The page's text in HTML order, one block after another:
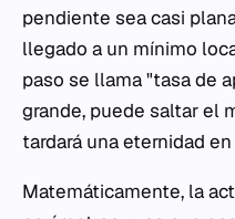
pendiente sea casi
llegado a un mínimo
paso se llama "tasa de
grande, puede saltar el
tardará una eternidad
Matemáticamente, la